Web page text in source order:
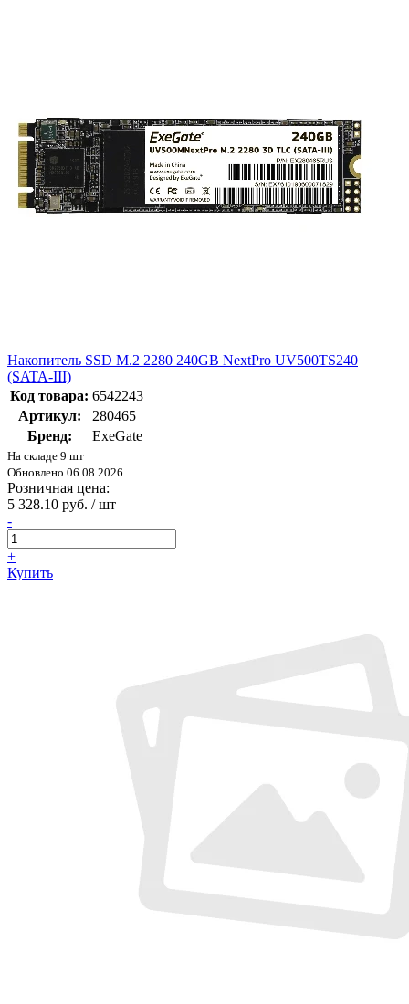
Накопитель SSD M.2 2280 240GB NextPro UV500TS240
(SATA-III)
Код товара: 6542243
Артикул:
280465
Бренд:
ExeGate
На складе 9 шт
Обновлено 06.08.2026
Розничная цена:
5 328.10 руб. / шт
-
+
Купить